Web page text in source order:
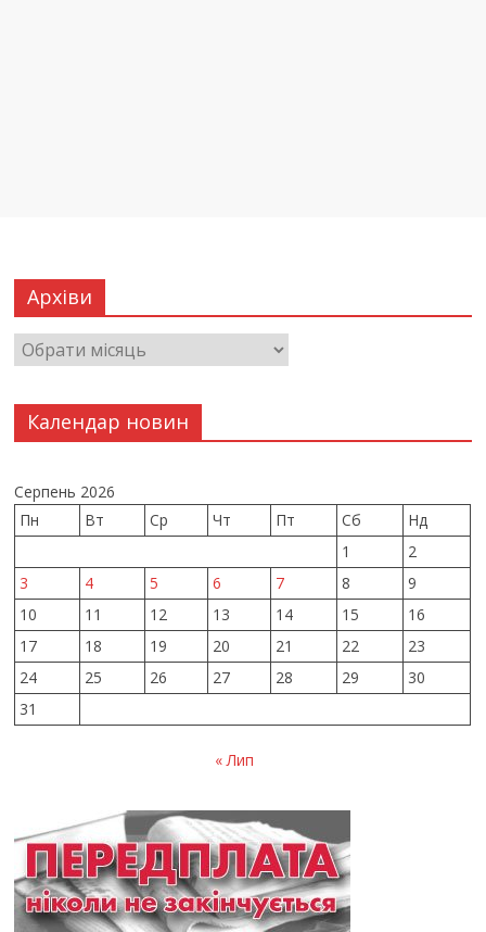
Архіви
Календар новин
Серпень 2026
Пн
Вт Ср Чт Пт Сб
Нд
1
2
3
4 5 6 7 8
9
10
11 12 13 14 15
16
17
18 19 20 21 22
23
24
25 26 27 28 29
30
31
« Лип